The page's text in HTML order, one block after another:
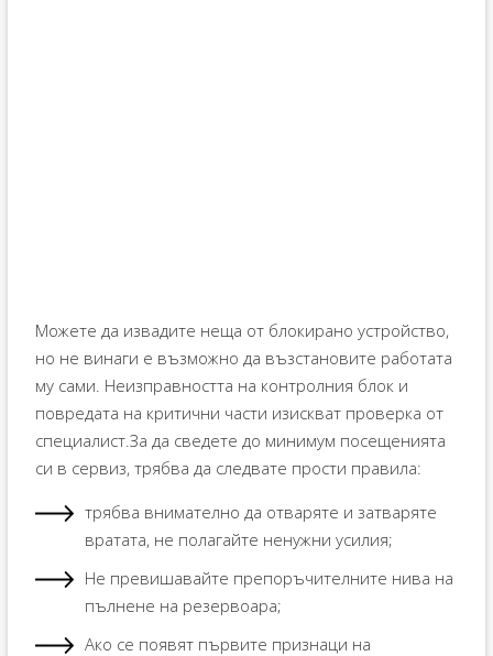
Можете да извадите неща от блокирано устройство,
но не винаги е възможно да възстановите работата
му сами. Неизправността на контролния блок и
повредата на критични части изискват проверка от
специалист.За да сведете до минимум посещенията
си в сервиз, трябва да следвате прости правила:
трябва внимателно да отваряте и затваряте
вратата, не полагайте ненужни усилия;
Не превишавайте препоръчителните нива на
пълнене на резервоара;
Ако се появят първите признаци на